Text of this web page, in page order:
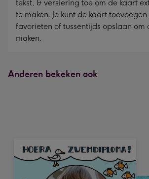
mm
tekst, & versiering toe om de kaart
te maken. Je kunt de kaart
favorieten of tussentijds opslaan om
maken.
Anderen bekeken ook